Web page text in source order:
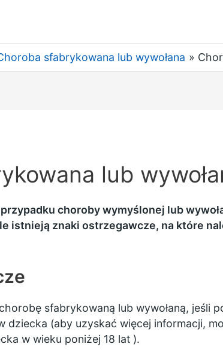
sfabrykowana lub wywołana
lub
choroby wymyślonej lub
istnieją znaki ostrzegawcze, na które
sfabrykowaną lub wywołaną, jeśli
dziecka (aby uzyskać więcej informacji,
w wieku poniżej 18 lat).